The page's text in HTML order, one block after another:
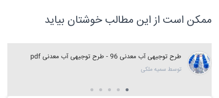
ممکن است از این مطالب خوشتان بیاید
طرح توجیهی آب معدنی 96 - طرح توجیهی آب معدنی pdf
توسط سمیه ملکی